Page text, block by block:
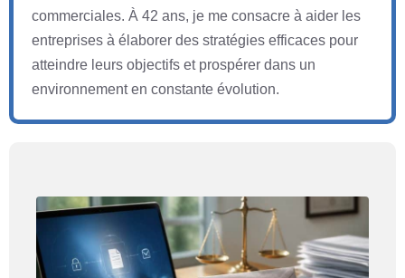
commerciales. À 42 ans, je me consacre à aider les
entreprises à élaborer des stratégies efficaces pour
atteindre leurs objectifs et prospérer dans un
environnement en constante évolution.